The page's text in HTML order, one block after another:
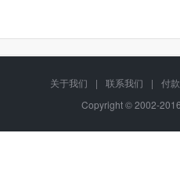
关于我们 | 联系我们 |
付
Copyright © 2002-